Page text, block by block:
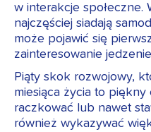
w interakcje społeczne.
najczęściej siadają
może pojawić się
zainteresowanie
Piąty skok rozwojowy,
miesiąca życia to
raczkować lub nawet
również wykazywać